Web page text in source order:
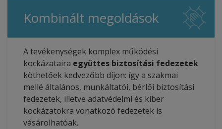
Kombinált megoldások
A tevékenységek komplex működési
kockázataira együttes biztosítási fedezetek
köthetőek kedvezőbb díjon: így a szakmai
mellé általános, munkáltatói, bérlői biztosítási
fedezetek, illetve adatvédelmi és kiber
kockázatokra vonatkozó fedezetek is
vásárolhatóak.